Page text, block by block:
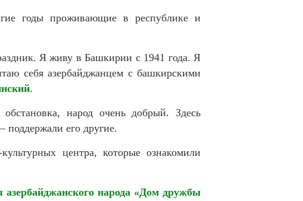
годы проживающие в республике и
Я живу в Башкирии с 1941 года. Я
себя азербайджанцем с башкирскими
.
народ очень добрый. Здесь
поддержали его другие.
центра, которые ознакомили
азербайджанского народа «Дом дружбы